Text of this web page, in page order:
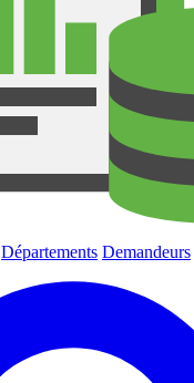
Départements Demandeurs